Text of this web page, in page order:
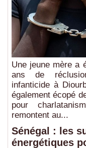
Une jeune mère a
ans de
infanticide à
également écopé
pour
remontent au...
Sénégal : les
énergétiques